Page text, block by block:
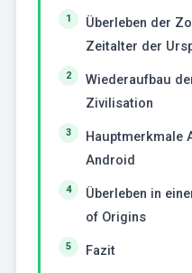
Überleben der
Zeitalter der
Wiederaufbau
Zivilisation
Hauptmerkmale
Android
Überleben in
of Origins
Fazit